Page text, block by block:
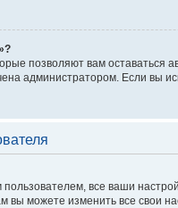
позволяют вам оставаться
администратором. Если вы
все ваши
вы можете изменить все свои